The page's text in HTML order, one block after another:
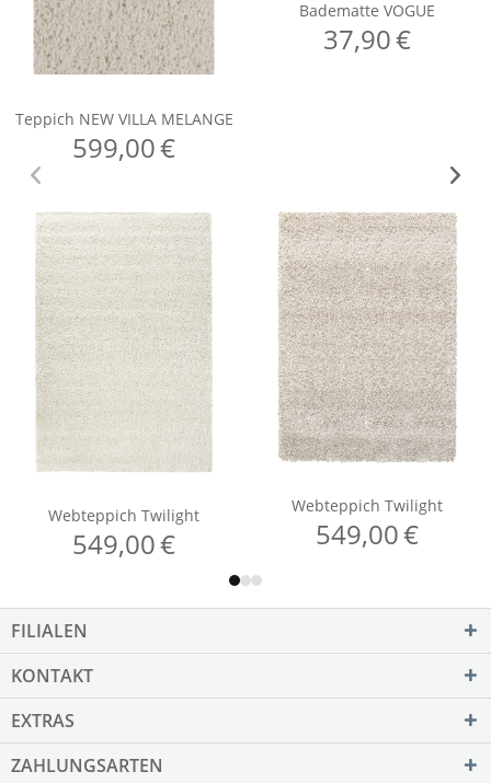
FILIALEN
KONTAKT
EXTRAS
ZAHLUNGSARTEN